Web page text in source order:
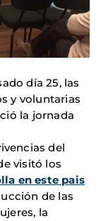
día 25, las
y voluntarias
la jornada
del
visitó los
en este pais
de las
la